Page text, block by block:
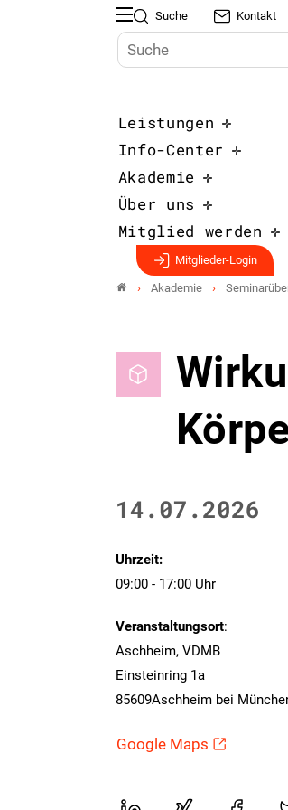
Suche Kontakt
Leistungen
Info-Center
Akademie
Über uns
Mitglied werden
Mitglieder-Login
Akademie
14.07.2026
Uhrzeit:
09:00 - 17:00 Uhr
Veranstaltungsort:
Aschheim, VDMB
Einsteinring 1a
85609Aschheim bei
Google Maps